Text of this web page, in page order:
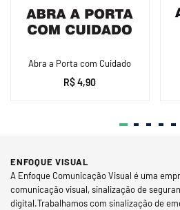
Abra a Porta com Cuidado
R$ 4,90
ENFOQUE VISUAL
A Enfoque Comunicação Visual é uma
comunicação visual, sinalização de
digital.Trabalhamos com sinalização de